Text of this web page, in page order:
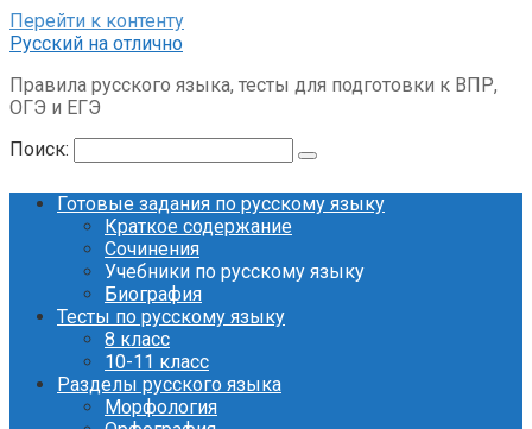
Перейти к контенту
Русский на отлично
Правила русского языка, тесты для подготовки к ВПР,
ОГЭ и ЕГЭ
Поиск:
Готовые задания по русскому языку
Краткое содержание
Сочинения
Учебники по русскому языку
Биография
Тесты по русскому языку
8 класс
10-11 класс
Разделы русского языка
Морфология